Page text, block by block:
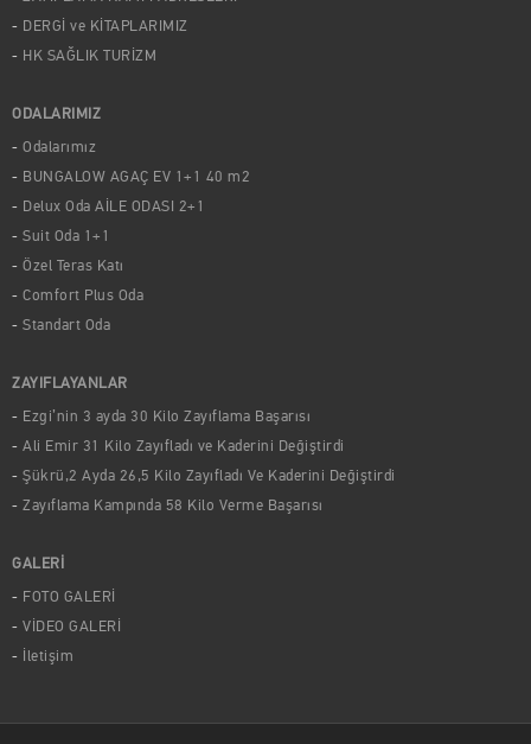
DERGİ ve KİTAPLARIMIZ
HK SAĞLIK TURİZM
ODALARIMIZ
Odalarımız
BUNGALOW AGAÇ EV 1+1 40 m2
Delux Oda AİLE ODASI 2+1
Suit Oda 1+1
Özel Teras Katı
Comfort Plus Oda
Standart Oda
ZAYIFLAYANLAR
Ezgi’nin 3 ayda 30 Kilo Zayıflama Başarısı
Ali Emir 31 Kilo Zayıfladı ve Kaderini Değiştirdi
Şükrü,2 Ayda 26,5 Kilo Zayıfladı Ve Kaderini Değiştirdi
Zayıflama Kampında 58 Kilo Verme Başarısı
GALERİ
FOTO GALERİ
VİDEO GALERİ
İletişim